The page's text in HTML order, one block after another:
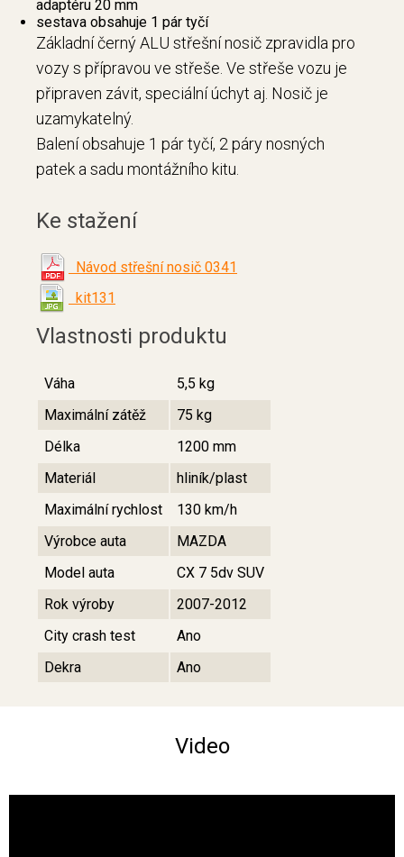
adaptéru 20 mm
sestava obsahuje 1 pár tyčí
Základní černý ALU střešní nosič zpravidla pro
vozy s přípravou ve střeše. Ve střeše vozu je
připraven závit, speciální úchyt aj. Nosič je
uzamykatelný.
Balení obsahuje 1 pár tyčí, 2 páry nosných
patek a sadu montážního kitu.
Ke stažení
Návod střešní nosič 0341
kit131
Vlastnosti produktu
Váha
5,5 kg
Maximální zátěž
75 kg
Délka
1200 mm
Materiál
hliník/plast
Maximální rychlost
130 km/h
Výrobce auta
MAZDA
Model auta
CX 7 5dv SUV
Rok výroby
2007-2012
City crash test
Ano
Dekra
Ano
Video